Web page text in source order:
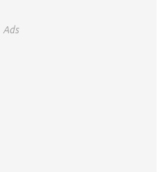
Ads